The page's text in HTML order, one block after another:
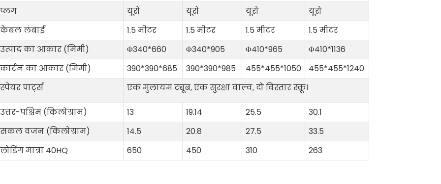
प्लग
यूरो यूरो यूरो
यूरो
केबल लंबाई
1.5 मीटर 1.5 मीटर 1.5 मीटर
1.5 मीटर
उत्पाद का आकार (मिमी)
Φ340*660 Φ340*905 Φ410*965
Φ410*1136
कार्टन का आकार (मिमी)
390*390*685 390*390*985 455*455*1050
455*455*1240
स्पेयर पार्ट्स
एक मुलायम ट्यूब, एक सुरक्षा वाल्व, दो विस्तार स्क्रू।
उत्तर-पश्चिम (किलोग्राम) 13 19.14 25.5
30.1
सकल वजन (किलोग्राम)
14.5 20.8 27.5
33.5
लोडिंग मात्रा 40HQ
650 450 310 263